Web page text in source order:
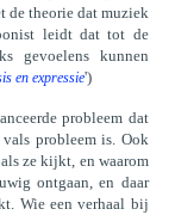
de theorie dat muziek
leidt dat tot de
gevoelens kunnen
en expressie')
probleem dat
probleem is. Ook
ze kijkt, en waarom
ontgaan, en daar
Wie een verhaal bij